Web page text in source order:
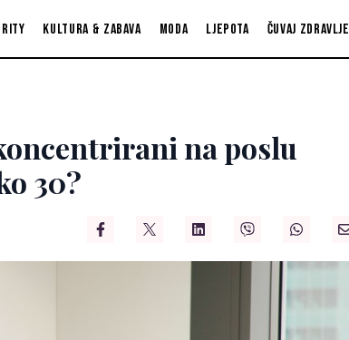
Kultura & zabava Moda Ljepota Čuvaj zdravlje
na poslu
30?